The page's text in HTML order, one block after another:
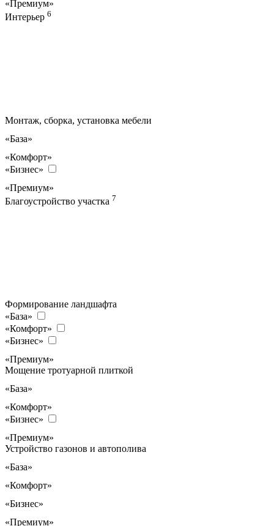
«Премиум»
Интерьер 6
Монтаж, сборка, установка мебели
«База»
«Комфорт»
«Бизнес»
«Премиум»
Благоустройство участка 7
Формирование ландшафта
«База»
«Комфорт»
«Бизнес»
«Премиум»
Мощение тротуарной плиткой
«База»
«Комфорт»
«Бизнес»
«Премиум»
Устройство газонов и автополива
«База»
«Комфорт»
«Бизнес»
«Премиум»